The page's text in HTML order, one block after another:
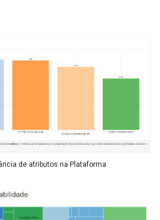
de atributos na Plataforma